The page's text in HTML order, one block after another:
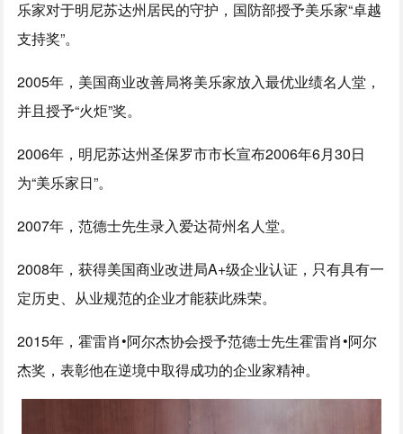
乐家对于明尼苏达州居民的守护，国防部授予美乐家“卓越
支持奖”。
2005年，美国商业改善局将美乐家放入最优业绩名人堂，
并且授予“火炬”奖。
2006年，明尼苏达州圣保罗市市长宣布2006年6月30日
为“美乐家日”。
2007年，范德士先生录入爱达荷州名人堂。
2008年，获得美国商业改进局A+级企业认证，只有具有一
定历史、从业规范的企业才能获此殊荣。
2015年，霍雷肖•阿尔杰协会授予范德士先生霍雷肖•阿尔
杰奖，表彰他在逆境中取得成功的企业家精神。